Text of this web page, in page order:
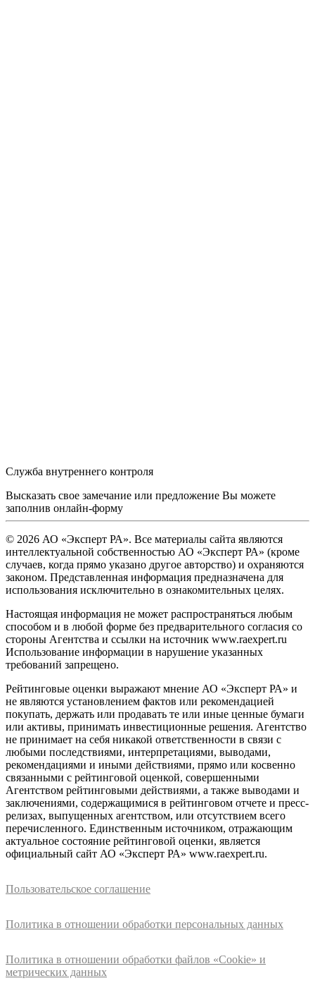
Служба внутреннего контроля
Высказать свое замечание или предложение Вы можете
заполнив онлайн-форму
© 2026 АО «Эксперт РА». Все материалы сайта являются
интеллектуальной собственностью АО «Эксперт РА» (кроме
случаев, когда прямо указано другое авторство) и охраняются
законом. Представленная информация предназначена для
использования исключительно в ознакомительных целях.
Настоящая информация не может распространяться любым
способом и в любой форме без предварительного согласия со
стороны Агентства и ссылки на источник www.raexpert.ru
Использование информации в нарушение указанных
требований запрещено.
Рейтинговые оценки выражают мнение АО «Эксперт РА» и
не являются установлением фактов или рекомендацией
покупать, держать или продавать те или иные ценные бумаги
или активы, принимать инвестиционные решения. Агентство
не принимает на себя никакой ответственности в связи с
любыми последствиями, интерпретациями, выводами,
рекомендациями и иными действиями, прямо или косвенно
связанными с рейтинговой оценкой, совершенными
Агентством рейтинговыми действиями, а также выводами и
заключениями, содержащимися в рейтинговом отчете и пресс-
релизах, выпущенных агентством, или отсутствием всего
перечисленного. Единственным источником, отражающим
актуальное состояние рейтинговой оценки, является
официальный сайт АО «Эксперт РА» www.raexpert.ru.
Пользовательское соглашение
Политика в отношении обработки персональных данных
Политика в отношении обработки файлов «Cookie» и
метрических данных